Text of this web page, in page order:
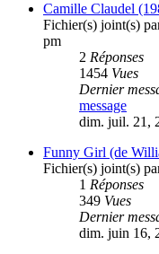
Camille Claudel
Fichier(s) joint(s)
pm
2 Réponses
1454 Vues
Dernier
message
dim. juil. 21,
Funny Girl (de
Fichier(s) joint(s)
1 Réponses
349 Vues
Dernier
dim. juin 16,